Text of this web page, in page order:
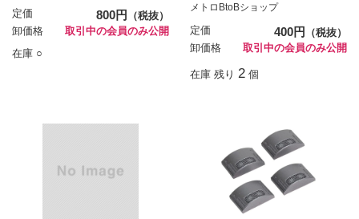
定価 800円
（税抜）
卸価格
取引中の会員のみ公開
在庫 ○
メトロBtoBショップ
定価 400円
（税抜）
卸価格
取引中の会員のみ公開
在庫 残り 2 個